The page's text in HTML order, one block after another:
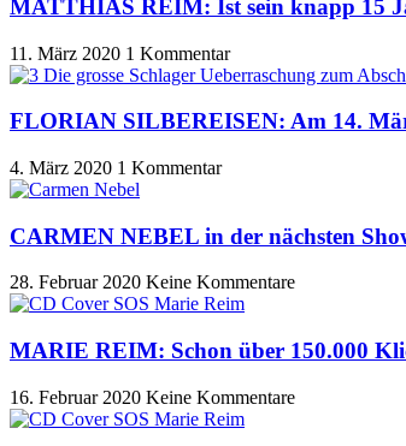
MATTHIAS REIM: Ist sein knapp 15
11. März 2020 1 Kommentar
FLORIAN SILBEREISEN: Am 14.
4. März 2020 1 Kommentar
CARMEN NEBEL in der nächsten
28. Februar 2020 Keine Kommentare
MARIE REIM: Schon über 150.000
16. Februar 2020 Keine Kommentare